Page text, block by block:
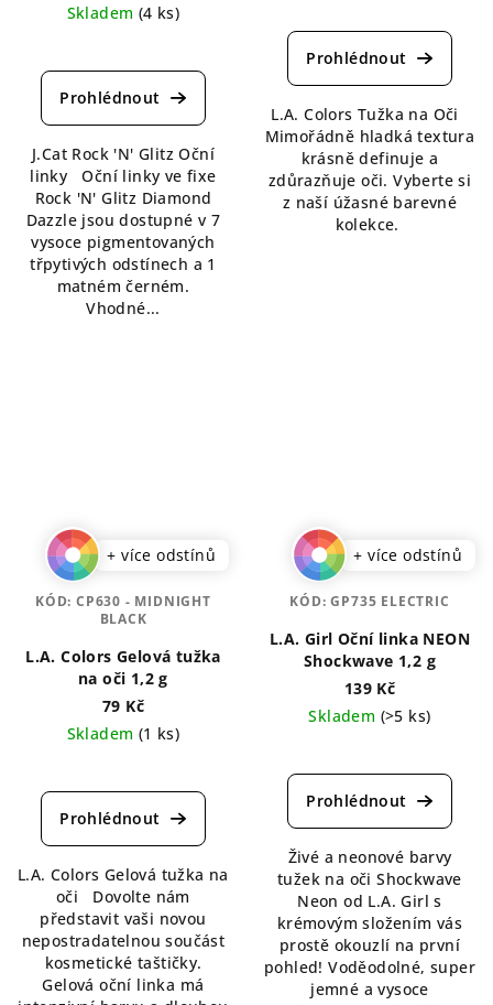
Skladem (4 ks)
hodnocení
produktu
z
5
hvězdiček.
J.Cat Rock 'N' Glitz Oční
linky Oční linky ve fixe
Rock 'N' Glitz Diamond
Dazzle jsou dostupné v 7
vysoce pigmentovaných
třpytivých odstínech a 1
matném černém.
Vhodné...
hodnocení
produktu
z
5
hvězdiček.
L.A. Colors Tužka na Oči
Mimořádně hladká textura
krásně definuje a
zdůrazňuje oči. Vyberte si
z naší úžasné barevné
kolekce.
+ více odstínů
L.A. Colors Gelová tužka
na oči 1,2 g
79 Kč
Skladem (1 ks)
hodnocení
produktu
z
5
hvězdiček.
L.A. Colors Gelová tužka na
oči Dovolte nám
představit vaši novou
nepostradatelnou součást
kosmetické taštičky.
Gelová oční linka má
KÓD:CP630 - MIDNIGHT
BLACK
+ více odstínů
L.A. Girl Oční linka NEON
Shockwave 1,2 g
139 Kč
Skladem (>5 ks)
hodnocení
produktu
z
5
hvězdiček.
Živé a neonové barvy
tužek na oči Shockwave
Neon od L.A. Girl s
krémovým složením vás
prostě okouzlí na první
pohled! Voděodolné, super
jemné a vysoce
KÓD:GP735 ELECTRIC